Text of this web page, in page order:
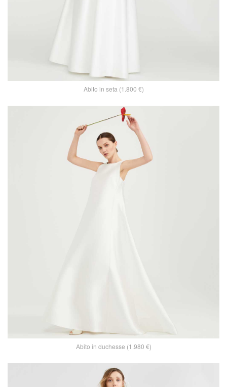
Abito in seta (1.800 €)
Abito in duchesse (1.980 €)